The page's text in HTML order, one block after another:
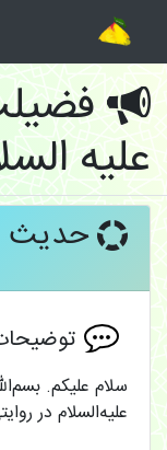
علیه
حدیث
سلام علیکم.
علیه‌السلام در